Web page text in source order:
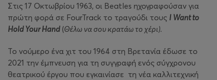
Στις 17 Οκτωβρίου 1963, οι Beatles ηχογραφούσαν για
πρώτη φορά σε FourTrack το τραγούδι τους I Want to
Hold Your Hand(Θέλω να σου κρατάω το χέρι).
Το νούμερο ένα χιτ του 1964 στη Βρετανία έδωσε το
2021 την έμπνευση για τη συγγραφή ενός σύγχρονου
θεατρικού έργου που εγκαινίασε τη νέα καλλιτεχνική